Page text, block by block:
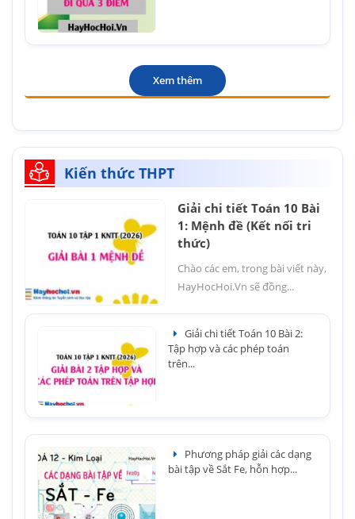
Xem thêm
Kiến thức THPT
Giải chi tiết Toán 10 Bài
1: Mệnh đề (Kết nối tri
thức)
Chào các em, trong bài viết này,
HayHocHoi.Vn sẽ đồng...
Giải chi tiết Toán 10 Bài 2:
Tập hợp và các phép toán
trên...
Phương pháp giải các dạng
bài tập về Sắt Fe, hỗn hợp...